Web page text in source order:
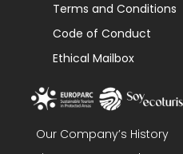
Terms and Conditions
Code of Conduct
Ethical Mailbox
Our Company’s History